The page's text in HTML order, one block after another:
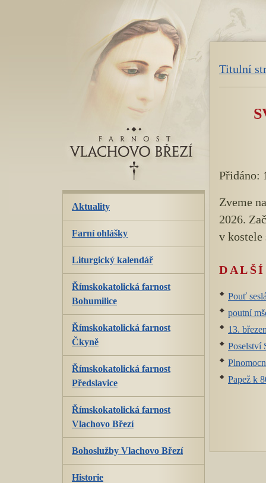
Titulní
Přidáno:
Zveme
2026.
v kostele
Pouť
poutní
13.
Poselství
Papež k
Aktuality
Farní ohlášky
Liturgický kalendář
Římskokatolická farnost
Bohumilice
Římskokatolická farnost
Čkyně
Římskokatolická farnost
Předslavice
Římskokatolická farnost
Vlachovo Březí
Bohoslužby Vlachovo Březí
Historie